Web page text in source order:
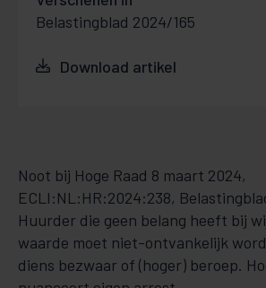
Belastingblad 2024/165
Download artikel
Noot bij Hoge Raad 8 maart 2024,
ECLI:NL:HR:2024:238,
Huurder die geen belang heeft bij
waarde moet niet-ontvankelijk
diens bezwaar of (hoger) beroep.